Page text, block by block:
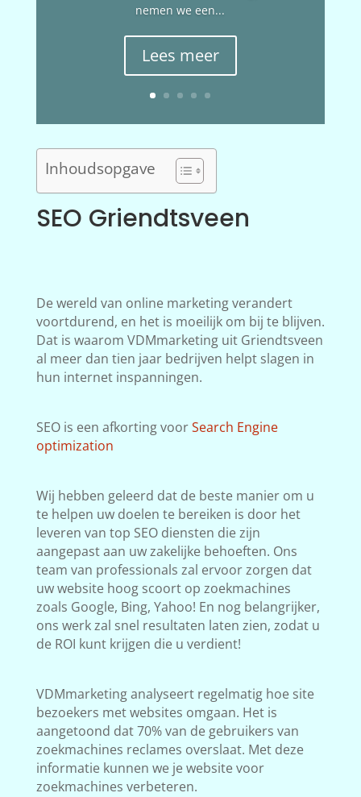
nemen we een...
Lees meer
Inhoudsopgave
SEO Griendtsveen
De wereld van online marketing verandert
voortdurend, en het is moeilijk om bij te blijven.
Dat is waarom VDMmarketing uit Griendtsveen
al meer dan tien jaar bedrijven helpt slagen in
hun internet inspanningen.
SEO is een afkorting voorSearch Engine
optimization
Wij hebben geleerd dat de beste manier om u
te helpen uw doelen te bereiken is door het
leveren van top SEO diensten die zijn
aangepast aan uw zakelijke behoeften. Ons
team van professionals zal ervoor zorgen dat
uw website hoog scoort op zoekmachines
zoals Google, Bing, Yahoo! En nog belangrijker,
ons werk zal snel resultaten laten zien, zodat u
de ROI kunt krijgen die u verdient!
VDMmarketing analyseert regelmatig hoe site
bezoekers met websites omgaan. Het is
aangetoond dat 70% van de gebruikers van
zoekmachines reclames overslaat. Met deze
informatie kunnen we je website voor
zoekmachines verbeteren.